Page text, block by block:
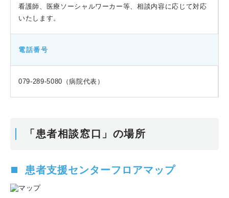
看護師、医療ソーシャルワーカー等、相談内容に応じて対応
いたします。
電話番号
079-289-5080（病院代表）
「患者相談窓口」の場所
患者支援センターフロアマップ